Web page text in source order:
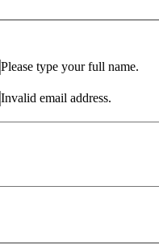
Please type your full name.
Invalid email address.